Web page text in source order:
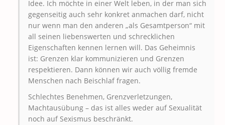
Idee. Ich möchte in einer Welt leben, in der man sich
gegenseitig auch sehr konkret anmachen darf, nicht
nur wenn man den anderen „als Gesamtperson“ mit
all seinen liebenswerten und schrecklichen
Eigenschaften kennen lernen will. Das Geheimnis
ist: Grenzen klar kommunizieren und Grenzen
respektieren. Dann können wir auch völlig fremde
Menschen nach Beischlaf fragen.
Schlechtes Benehmen, Grenzverletzungen,
Machtausübung – das ist alles weder auf Sexualität
noch auf Sexismus beschränkt.